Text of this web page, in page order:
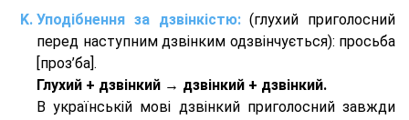
Уподібнення за дзвінкістю:(глухий приголосний
перед наступним дзвінким одзвінчується): просьба
[проз’ба].
Глухий + дзвінкий → дзвінкий + дзвінкий.
В українській мові дзвінкий приголосний завжди